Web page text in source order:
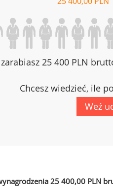
zarabiasz 25 400 PLN
Chcesz wiedzieć, ile
Weź
25 400,00 PLN